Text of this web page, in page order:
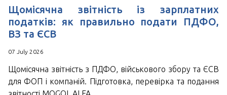
Щомісячна звітність із зарплатних
податків: як правильно подати ПДФО,
ВЗ та ЄСВ
07 July 2026
Щомісячна звітність з ПДФО, військового збору та ЄСВ
для ФОП і компаній. Підготовка, перевірка та подання